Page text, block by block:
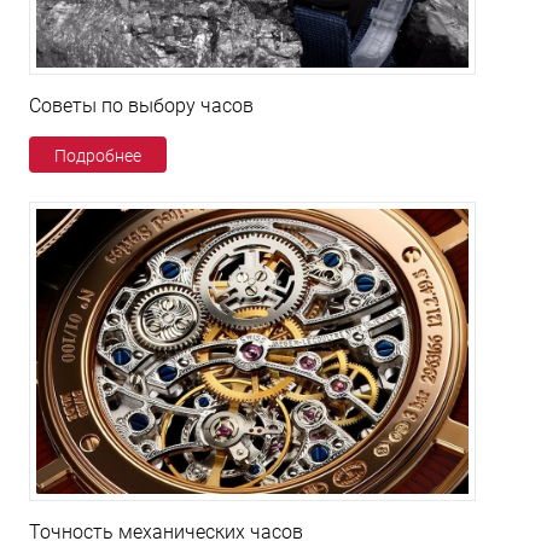
Советы по выбору часов
Подробнее
Точность механических часов